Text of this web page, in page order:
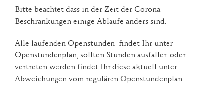
Bitte beachtet dass in der Zeit der Corona
Beschränkungen einige Abläufe anders sind.
Alle laufenden Openstunden findet Ihr unter
Openstundenplan, sollten Stunden ausfallen oder
vertreten werden findet Ihr diese aktuell unter
Abweichungen vom regulären Openstundenplan.